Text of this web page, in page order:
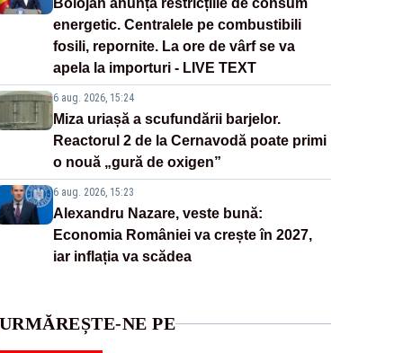
Bolojan anunță restricțiile de consum
energetic. Centralele pe combustibili
fosili, repornite. La ore de vârf se va
apela la importuri - LIVE TEXT
6 aug. 2026, 15:24
Miza uriașă a scufundării barjelor.
Reactorul 2 de la Cernavodă poate primi
o nouă „gură de oxigen”
6 aug. 2026, 15:23
Alexandru Nazare, veste bună:
Economia României va crește în 2027,
iar inflația va scădea
URMĂREȘTE-NE PE